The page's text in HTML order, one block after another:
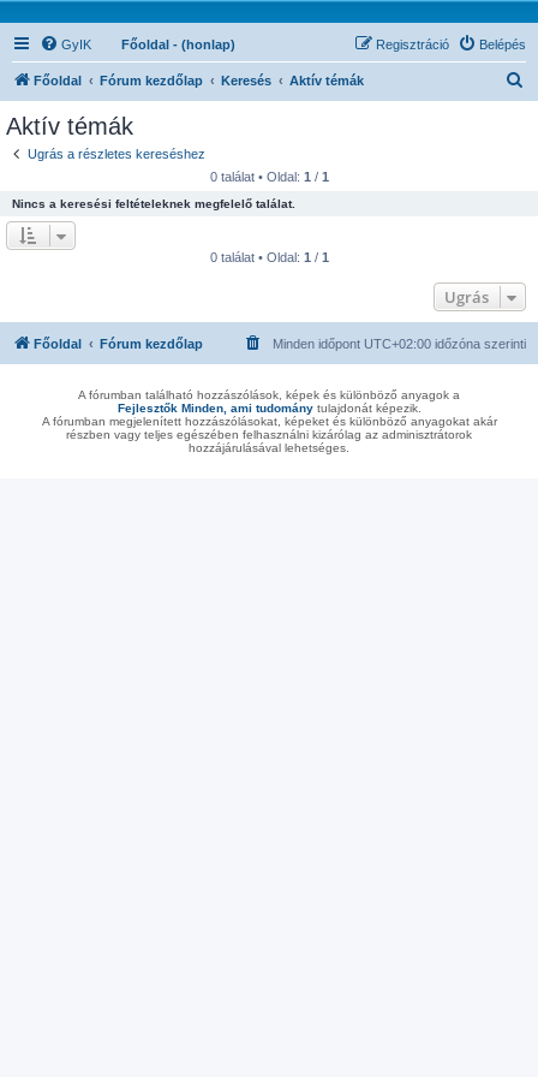
GyIK Főoldal - (honlap) Belépés
Regisztráció
Főoldal Fórum kezdőlap Keresés Aktív témák
Aktív témák
Ugrás a részletes kereséshez
0 találat • Oldal: 1 / 1
Nincs a keresési feltételeknek megfelelő találat.
0 találat • Oldal: 1 / 1
Ugrás
Főoldal Fórum kezdőlap Minden időpont UTC+02:00 időzóna szerinti
A fórumban található hozzászólások, képek és különböző anyagok a
Fejlesztők Minden, ami tudománytulajdonát képezik.
A fórumban megjelenített hozzászólásokat, képeket és különböző anyagokat akár
részben vagy teljes egészében felhasználni kizárólag az adminisztrátorok
hozzájárulásával lehetséges.